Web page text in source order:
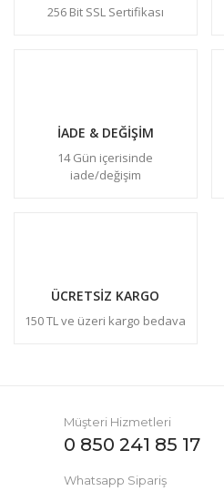
256 Bit SSL Sertifikası
İADE & DEĞİŞİM
14 Gün içerisinde
iade/değişim
ÜCRETSİZ KARGO
150 TL ve üzeri kargo bedava
Müşteri Hizmetleri
0 850 241 85 17
Whatsapp Sipariş